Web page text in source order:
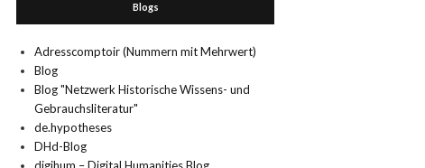
Blogs
Adresscomptoir (Nummern mit Mehrwert)
Blog
Blog "Netzwerk Historische Wissens- und
Gebrauchsliteratur"
de.hypotheses
DHd-Blog